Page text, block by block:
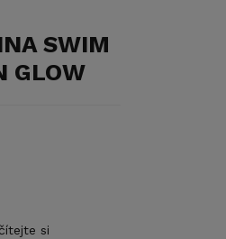
SWIM
GLOW
si